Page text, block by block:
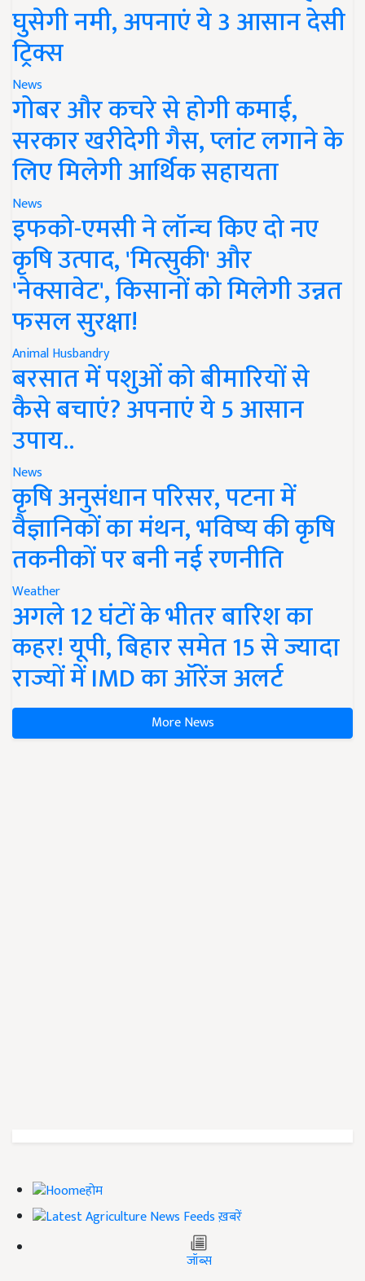
घुसेगी नमी, अपनाएं ये 3 आसान देसी
ट्रिक्स
News
गोबर और कचरे से होगी कमाई,
सरकार खरीदेगी गैस, प्लांट लगाने के
लिए मिलेगी आर्थिक सहायता
News
इफको-एमसी ने लॉन्च किए दो नए
कृषि उत्पाद, 'मित्सुकी' और
'नेक्सावेट', किसानों को मिलेगी उन्नत
फसल सुरक्षा!
Animal Husbandry
बरसात में पशुओं को बीमारियों से
कैसे बचाएं? अपनाएं ये 5 आसान
उपाय..
News
कृषि अनुसंधान परिसर, पटना में
वैज्ञानिकों का मंथन, भविष्य की कृषि
तकनीकों पर बनी नई रणनीति
Weather
अगले 12 घंटों के भीतर बारिश का
कहर! यूपी, बिहार समेत 15 से ज्यादा
राज्यों में IMD का ऑरेंज अलर्ट
More News
होम
ख़बरें
जॉब्स